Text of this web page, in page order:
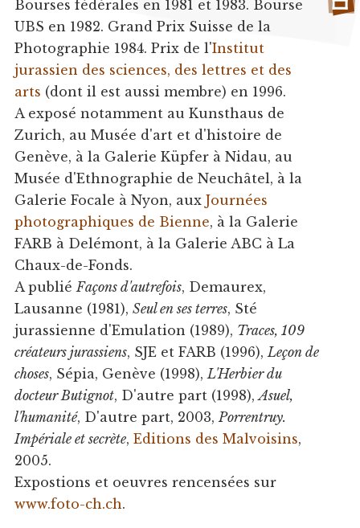
Bourses fédérales en 1981 et 1983. Bourse
UBS en 1982. Grand Prix Suisse de la
Photographie 1984. Prix de l'Institut
jurassien des sciences, des lettres et des
arts (dont il est aussi membre) en 1996.
A exposé notamment au Kunsthaus de
Zurich, au Musée d'art et d'histoire de
Genève, à la Galerie Küpfer à Nidau, au
Musée d'Ethnographie de Neuchâtel, à la
Galerie Focale à Nyon, aux Journées
photographiques de Bienne, à la Galerie
FARB à Delémont, à la Galerie ABC à La
Chaux-de-Fonds.
A publiéFaçons d'autrefois, Demaurex,
Lausanne (1981), Seul en ses terres, Sté
jurassienne d'Emulation (1989), Traces, 109
créateurs jurassiens, SJE et FARB (1996),Leçon de
choses, Sépia, Genève (1998),L'Herbier du
docteur Butignot, D'autre part (1998),Asuel,
l'humanité, D'autre part, 2003,Porrentruy.
Impériale et secrète, Editions des Malvoisins,
2005.
Expostions et oeuvres rencensées sur
www.foto-ch.ch.